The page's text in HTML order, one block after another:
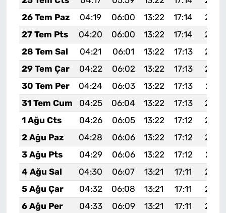
26 Tem Paz
04:19 06:00 13:22 17:14
27 Tem Pts
04:20 06:00 13:22 17:14
28 Tem Sal
04:21 06:01 13:22 17:13
29 Tem Çar
04:22 06:02 13:22 17:13
30 Tem Per
04:24 06:03 13:22 17:13
31 Tem Cum
04:25 06:04 13:22 17:13
1 Ağu Cts
04:26 06:05 13:22 17:12
2 Ağu Paz
04:28 06:06 13:22 17:12
3 Ağu Pts
04:29 06:06 13:22 17:12
4 Ağu Sal
04:30 06:07 13:21 17:11
5 Ağu Çar
04:32 06:08 13:21 17:11
6 Ağu Per
04:33 06:09 13:21 17:11